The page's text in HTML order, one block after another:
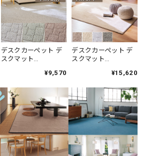
デスクカーペット デ
スクマット
薬との技術協力によ
カーペット♪落ち着
いたナチュラルな色
合いとシンプルなデ
ザインが魅力 無地調
幾何学柄 全3色 防炎
ラベル付『アスクエ
スト/QST』
¥9,570
デスクカーペット デ
スクマット
性と強力なはっ水性
花粉やホコリが取れ
やすく日々のお手入
れ簡単♪落ち着いた
ニュアンスカラーの
サキソニータイプ 無
地 全4色 防炎ラベル
付『アスフェアリ
ー/FAY』
¥15,620